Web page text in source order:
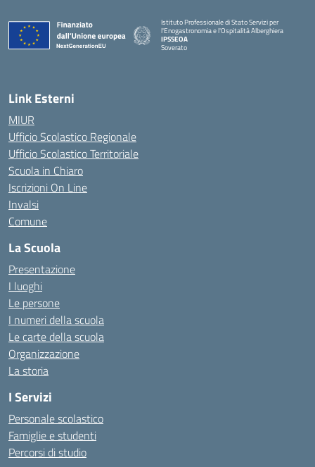
Istituto Professionale di Stato Servizi per
l'Enogastronomia e l'Ospitalità Alberghiera
IPSSEOA
Soverato
Link Esterni
MIUR
Ufficio Scolastico Regionale
Ufficio Scolastico Territoriale
Scuola in Chiaro
Iscrizioni On Line
Invalsi
Comune
La Scuola
Presentazione
I luoghi
Le persone
I numeri della scuola
Le carte della scuola
Organizzazione
La storia
I Servizi
Personale scolastico
Famiglie e studenti
Percorsi di studio